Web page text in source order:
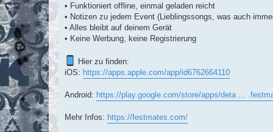
• Funktioniert offline, einmal geladen reicht
• Notizen zu jedem Event (Lieblingssongs, was auch
• Alles bleibt auf deinem Gerät
• Keine Werbung, keine Registrierung
Hier zu finden:
iOS: https://apps.apple.com/app/id6762664110
Android: https://play.google.com/store/apps/deta ...
Mehr Infos: https://festmates.com/